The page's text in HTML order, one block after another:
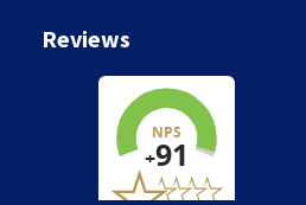
Reviews